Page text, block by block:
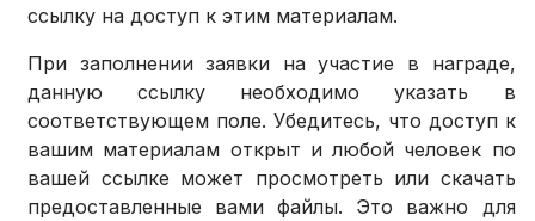
ссылку на доступ к этим материалам.
При заполнении заявки на участие в награде,
данную ссылку необходимо указать в
соответствующем поле. Убедитесь, что доступ к
вашим материалам открыт и любой человек по
вашей ссылке может просмотреть или скачать
предоставленные вами файлы. Это важно для